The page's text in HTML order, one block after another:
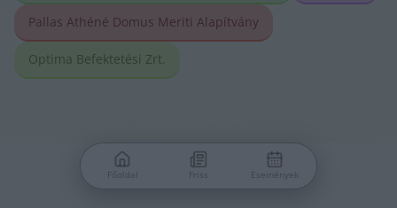
Pallas Athéné Domus Meriti Alapítvány
Optima Befektetési Zrt.
Főoldal Friss Események